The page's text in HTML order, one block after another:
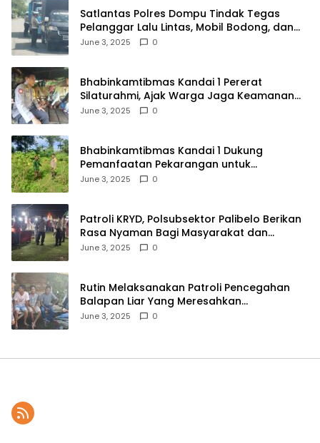
Satlantas Polres Dompu Tindak Tegas
Pelanggar Lalu Lintas, Mobil Bodong, dan
Kendaraan Tak Bayar Pajak
June 3, 2025 0
Bhabinkamtibmas Kandai 1 Pererat
Silaturahmi, Ajak Warga Jaga Keamanan
Lingkungan
June 3, 2025 0
Bhabinkamtibmas Kandai 1 Dukung
Pemanfaatan Pekarangan untuk
Ketahanan Pangan Menuju Indonesia Emas
June 3, 2025 0
Patroli KRYD, Polsubsektor Palibelo Berikan
Rasa Nyaman Bagi Masyarakat dan
Antisipasi Aksi Menjurus Premanisme
June 3, 2025 0
Rutin Melaksanakan Patroli Pencegahan
Balapan Liar Yang Meresahkan
Masyarakat, Polsek Soromandi
June 3, 2025 0